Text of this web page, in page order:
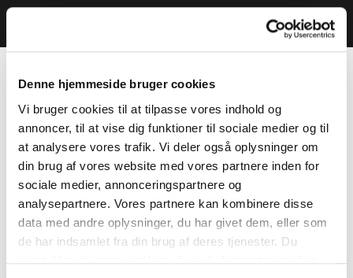
Denne hjemmeside bruger cookies
Vi bruger cookies til at tilpasse vores indhold og
annoncer, til at vise dig funktioner til sociale medier og til
at analysere vores trafik. Vi deler også oplysninger om
din brug af vores website med vores partnere inden for
sociale medier, annonceringspartnere og
analysepartnere. Vores partnere kan kombinere disse
data med andre oplysninger, du har givet dem, eller som
de har indsamlet fra din brug af deres tjenester. Du